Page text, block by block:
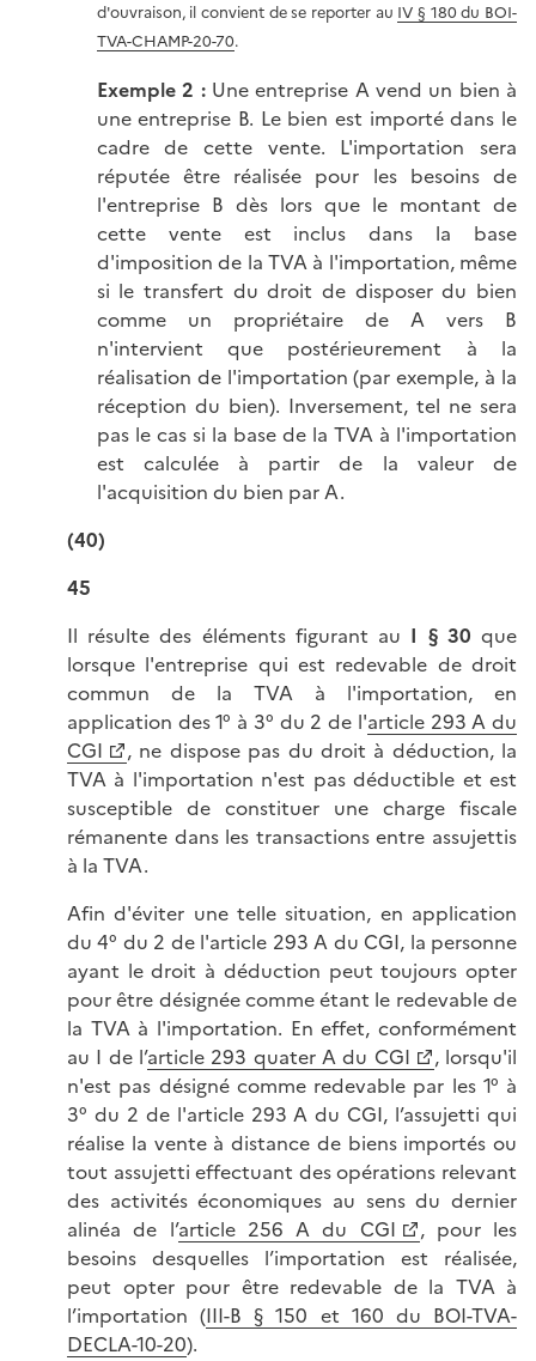
d'ouvraison, il convient de se reporter au IV § 180 du BOI-
TVA-CHAMP-20-70.
Exemple 2 :Une entreprise A vend un bien à
une entreprise B. Le bien est importé dans le
cadre de cette vente. L'importation sera
réputée être réalisée pour les besoins de
l'entreprise B dès lors que le montant de
cette vente est inclus dans la base
d'imposition de la TVA à l'importation, même
si le transfert du droit de disposer du bien
comme un propriétaire de A vers B
n'intervient que postérieurement à la
réalisation de l'importation (par exemple, à la
réception du bien). Inversement, tel ne sera
pas le cas si la base de la TVA à l'importation
est calculée à partir de la valeur de
l'acquisition du bien par A.
(40)
45
Il résulte des éléments figurant au I § 30 que
lorsque l'entreprise qui est redevable de droit
commun de la TVA à l'importation, en
application des 1° à 3° du 2 de l'article 293 A du
CGI
, ne dispose pas du droit à déduction, la
TVA à l'importation n'est pas déductible et est
susceptible de constituer une charge fiscale
rémanente dans les transactions entre assujettis
à la TVA.
Afin d'éviter une telle situation, en application
du 4° du 2 de l'article 293 A du CGI, la personne
ayant le droit à déduction peut toujours opter
pour être désignée comme étant le redevable de
la TVA à l'importation. En effet, conformément
au I de l’article 293 quater A du CGI
, lorsqu'il
n'est pas désigné comme redevable par les 1° à
3° du 2 de l'article 293 A du CGI, l’assujetti qui
réalise la vente à distance de biens importés ou
tout assujetti effectuant des opérations relevant
des activités économiques au sens du dernier
alinéa de l’article 256 A du CGI
, pour les
besoins desquelles l’importation est réalisée,
peut opter pour être redevable de la TVA à
l’importation (III-B § 150 et 160 du BOI-TVA-
DECLA-10-20).